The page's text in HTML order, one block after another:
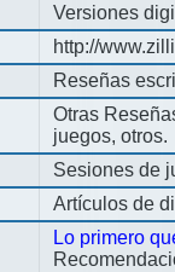
Versiones
http://
Reseñas
Otras
juegos, otros.
Sesiones de
Artículos de
Lo primero